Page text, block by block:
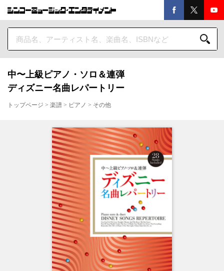
中〜上級ピアノ・ソロ＆連弾
ディズニー名曲レパートリー
トップページ > 楽譜 > ピアノ > その他